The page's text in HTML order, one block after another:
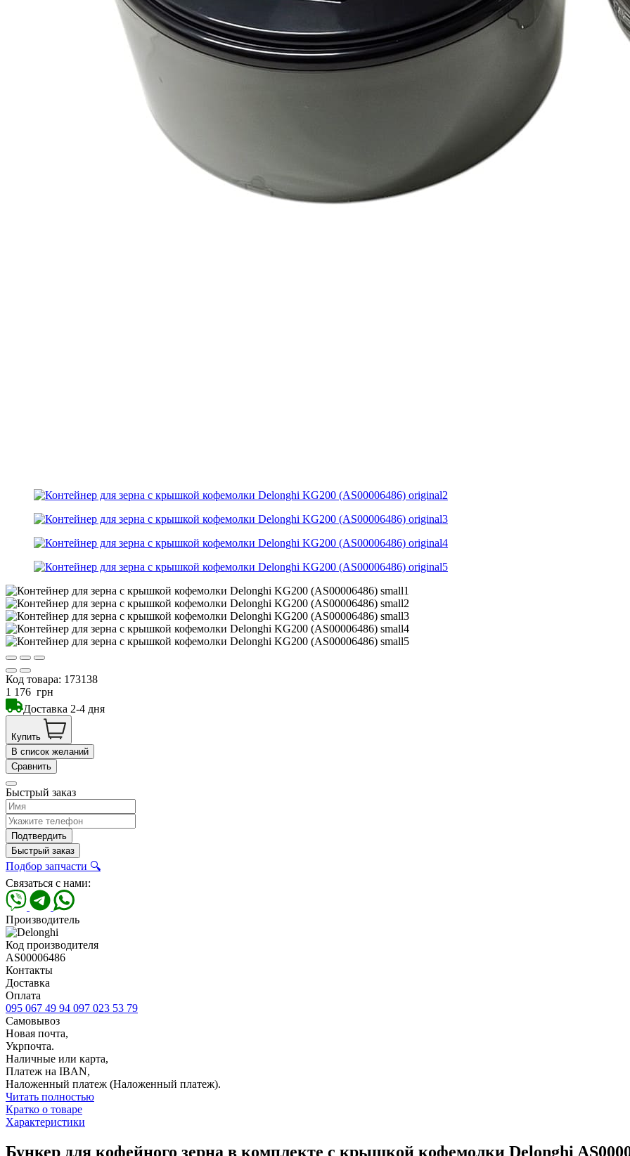
Код товара: 173138
1 176 грн
Доставка 2-4 дня
Купить
В список желаний
Сравнить
Быстрый заказ
Подтвердить
Быстрый заказ
Подбор запчасти 🔍
Связаться с нами:
Производитель
Код производителя
AS00006486
Контакты
Доставка
Оплата
095 067 49 94 097 023 53 79
Самовывоз
Новая почта,
Укрпочта.
Наличные или карта,
Платеж на IBAN,
Наложенный платеж (Наложенный платеж).
Читать полностью
Кратко о товаре
Характеристики
Бункер для кофейного зерна в комплекте с крышкой кофемолки Delonghi